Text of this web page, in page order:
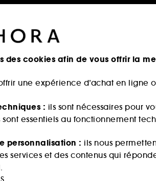
des cookies afin de vous offrir la
une expérience d’achat en ligne
: ils sont nécessaires pour
essentiels au fonctionnement
personnalisation : ils nous
services et des contenus qui